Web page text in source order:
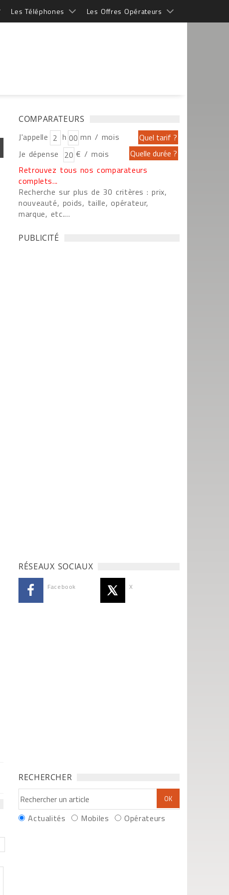
Les Téléphones Les Offres Opérateurs
COMPARATEURS
J'appelle h
mn / mois
Je dépense
€ / mois
Retrouvez tous nos comparateurs
complets...
Recherche sur plus de 30 critères : prix,
nouveauté, poids, taille, opérateur,
marque, etc....
PUBLICITÉ
RÉSEAUX SOCIAUX
Facebook X
RECHERCHER
Actualités Mobiles Opérateurs